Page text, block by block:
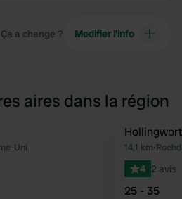
Ça a changé ? Modifier l’info
aires dans la région
Préféré
Uni 14,1 km•
4 2 avis
25 - 35